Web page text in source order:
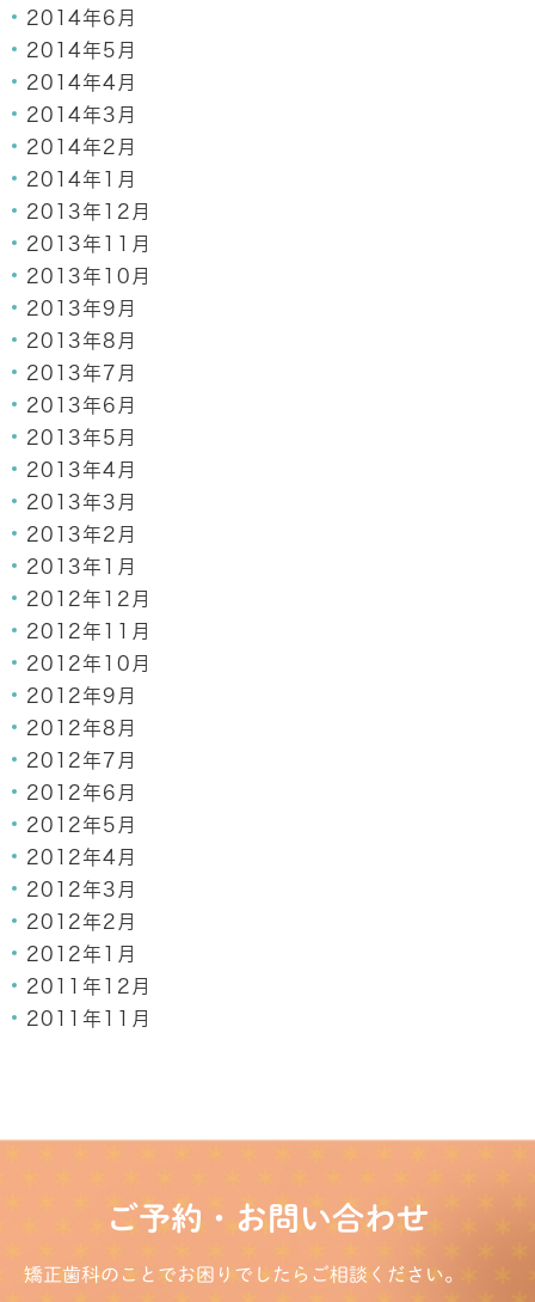
2014年6月
2014年5月
2014年4月
2014年3月
2014年2月
2014年1月
2013年12月
2013年11月
2013年10月
2013年9月
2013年8月
2013年7月
2013年6月
2013年5月
2013年4月
2013年3月
2013年2月
2013年1月
2012年12月
2012年11月
2012年10月
2012年9月
2012年8月
2012年7月
2012年6月
2012年5月
2012年4月
2012年3月
2012年2月
2012年1月
2011年12月
2011年11月
ご予約・お問い合わせ
矯正歯科のことでお困りでしたらご相談ください。